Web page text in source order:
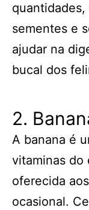
sementes e
ajudar na
bucal dos
2.
A banana é
vitaminas do
oferecida
ocasional.